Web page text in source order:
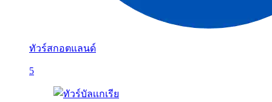
ทัวร์สกอตแลนด์
5